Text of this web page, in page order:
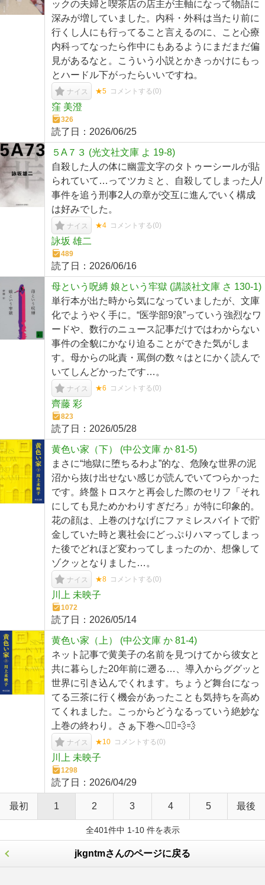
ックの夫婦と喫茶店の店主が主軸になって物語に
深みが増していました。内科・外科は当たり前に
行くし人にも行ってること言えるのに、こと心療
内科ってなったら作中にもあるようにまだまだ偏
見があるなと。こういう小説とかきっかけにもっ
とハードル下がったらいいですね。
ナイス ★5 コメントする(0)
窪 美澄
326
読了日： 2026/06/25
５A７３ (光文社文庫 よ 19-8)
自殺した人の体に幽霊文字のタトゥーシールが貼
られていて…ってツカミと、自殺してしまった人/
事件を追う刑事2人の章が交互に進んでいく構成
は好みでした。
ナイス ★4 コメントする(0)
詠坂 雄二
489
読了日： 2026/06/16
母という呪縛 娘という牢獄 (講談社文庫 さ 130-1)
単行本が出た時から気になっていましたが、文庫
化でようやく手に。“医学部9浪”っていう強烈なワ
ードや、数行のニュース記事だけではわからない
事件の全貌にかなり迫ることができた気がしま
す。母からの叱責・罵倒の数々はとにかく読んで
いてしんどかったです…。
ナイス ★6 コメントする(0)
齊藤 彩
823
読了日： 2026/05/28
黄色い家（下） (中公文庫 か 81-5)
まさに“地獄に堕ちるわよ”的な、危険な世界の泥
沼から抜け出せない感じが読んでいてつらかった
です。終盤トロスケと再会した際のセリフ「それ
にしても見ためかわりすぎだろ」が特に印象的。
花の顔は、上巻のけなげにファミレスバイトで貯
金していた時と裏社会にどっぷりハマってしまっ
た後でどれほど変わってしまったのか、想像して
ゾクッとなりました…。
ナイス ★8 コメントする(0)
川上 未映子
1072
読了日： 2026/05/14
黄色い家（上） (中公文庫 か 81-4)
ネット記事で黄美子の名前を見つけてから彼女と
共に暮らした20年前に遡る…、導入からググッと
世界に引き込んでくれます。ちょうど舞台になっ
てる三茶に行く機会があったことも気持ちを高め
てくれました。こっからどうなるっていう絶妙な
上巻の終わり。さぁ下巻へ🏃‍♂️💨💨
ナイス ★10 コメントする(0)
川上 未映子
1298
読了日： 2026/04/29
最初 1 2 3 4 5 最後
全401件中 1-10 件を表示
jkgntmさんのページに戻る